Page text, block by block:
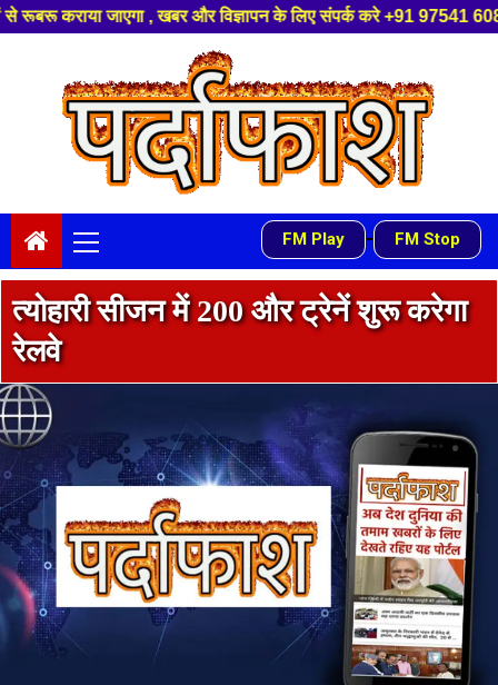
के लिए संपर्क करे +91 97541 60816 ,हमारे यूट्यूब चैनल को
content
Menu
FM Play - FM Stop
त्योहारी सीजन में 200 और ट्रेनें शुरू करेगा
रेलवे